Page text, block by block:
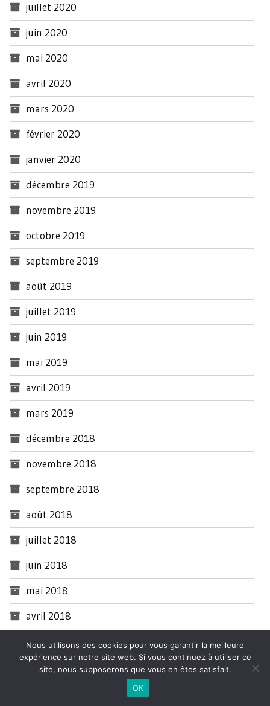
juillet 2020
juin 2020
mai 2020
avril 2020
mars 2020
février 2020
janvier 2020
décembre 2019
novembre 2019
octobre 2019
septembre 2019
août 2019
juillet 2019
juin 2019
mai 2019
avril 2019
mars 2019
décembre 2018
novembre 2018
septembre 2018
août 2018
juillet 2018
juin 2018
mai 2018
avril 2018
mars 2018
février 2018
Nous utilisons des cookies pour vous garantir la meilleure
expérience sur notre site web. Si vous continuez à utiliser ce
site, nous supposerons que vous en êtes satisfait.
OK